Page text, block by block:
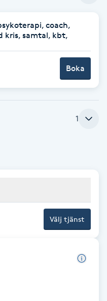
coach,
kris, samtal, kbt,
Boka
1
Välj tjänst